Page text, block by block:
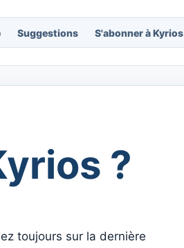
Suggestions S'abonner à Kyrios
?
toujours sur la dernière